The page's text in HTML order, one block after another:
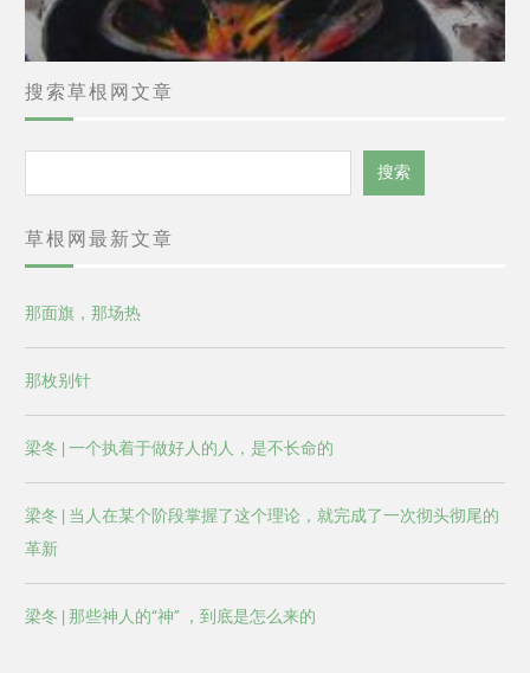
搜索草根网文章
索
搜索
草根网最新文章
那面旗，那场热
那枚别针
梁冬 | 一个执着于做好人的人，是不长命的
梁冬 | 当人在某个阶段掌握了这个理论，就完成了一次彻头彻尾的
革新
梁冬 | 那些神人的“神” ，到底是怎么来的